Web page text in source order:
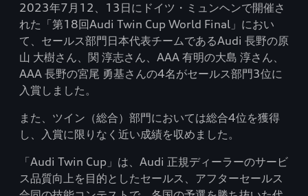
2023年7月12、13日にドイツ・ミュンヘンで開催さ
れた「第18回Audi Twin Cup World Final」におい
て、セールス部門日本代表チームであるAudi 長野の原
山 大樹さん、関 淳志さん、AAA 有明の大島 淳さん、
AAA 長野の宮尾 勇基さんの4名がセールス部門3位に
入賞しました。
また、ツイン（総合）部門においては総合4位を獲得
し、入賞に限りなく近い成績を収めました。
「Audi Twin Cup」は、Audi 正規ディーラーのサービ
ス品質向上を目的としたセールス、アフターセールス